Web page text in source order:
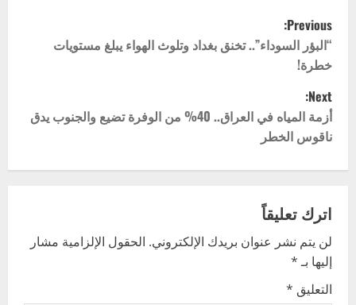
P
o
s
t
n
v
i
g
Previous:
“البؤر السوداء”.. تخنق بغداد وتلوث الهواء يبلغ مستويات
خطرة!
Next:
أزمة المياه في العراق.. 40% من الوفرة تضيع والجنوب يدق
ناقوس الخطر
اترك تعليقاً
لن يتم نشر عنوان بريدك الإلكتروني. الحقول الإلزامية مشار
إليها بـ*
التعليق *